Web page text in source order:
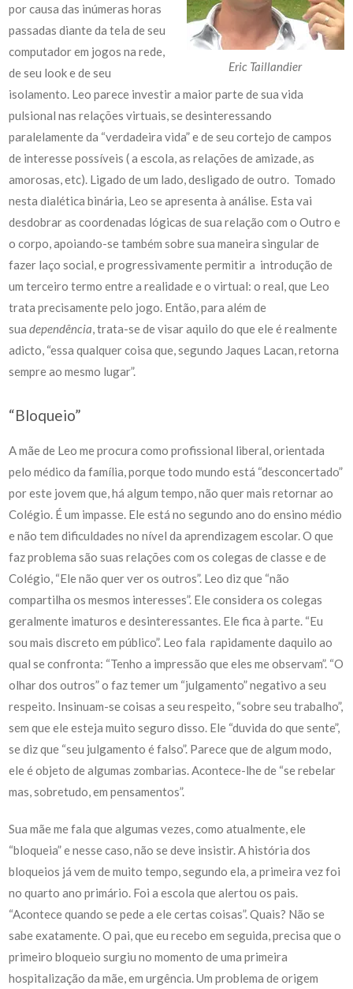
Eric Taillandier
por causa das inúmeras horas
passadas diante da tela de seu
computador em jogos na rede,
de seu look e de seu
isolamento. Leo parece investir a maior parte de sua vida
pulsional nas relações virtuais, se desinteressando
paralelamente da “verdadeira vida” e de seu cortejo de campos
de interesse possíveis ( a escola, as relações de amizade, as
amorosas, etc). Ligado de um lado, desligado de outro. Tomado
nesta dialética binária, Leo se apresenta à análise. Esta vai
desdobrar as coordenadas lógicas de sua relação com o Outro e
o corpo, apoiando-se também sobre sua maneira singular de
fazer laço social, e progressivamente permitir a introdução de
um terceiro termo entre a realidade e o virtual: o real, que Leo
trata precisamente pelo jogo. Então, para além de
suadependência, trata-se de visar aquilo do que ele é realmente
adicto, “essa qualquer coisa que, segundo Jaques Lacan, retorna
sempre ao mesmo lugar”.
“Bloqueio”
A mãe de Leo me procura como profissional liberal, orientada
pelo médico da família, porque todo mundo está “desconcertado”
por este jovem que, há algum tempo, não quer mais retornar ao
Colégio. É um impasse. Ele está no segundo ano do ensino médio
e não tem dificuldades no nível da aprendizagem escolar. O que
faz problema são suas relações com os colegas de classe e de
Colégio, “Ele não quer ver os outros”. Leo diz que “não
compartilha os mesmos interesses”. Ele considera os colegas
geralmente imaturos e desinteressantes. Ele fica à parte. “Eu
sou mais discreto em público”. Leo fala rapidamente daquilo ao
qual se confronta: “Tenho a impressão que eles me observam”. “O
olhar dos outros” o faz temer um “julgamento” negativo a seu
respeito. Insinuam-se coisas a seu respeito, “sobre seu trabalho”,
sem que ele esteja muito seguro disso. Ele “duvida do que sente”,
se diz que “seu julgamento é falso”. Parece que de algum modo,
ele é objeto de algumas zombarias. Acontece-lhe de “se rebelar
mas, sobretudo, em pensamentos”.
Sua mãe me fala que algumas vezes, como atualmente, ele
“bloqueia” e nesse caso, não se deve insistir. A história dos
bloqueios já vem de muito tempo, segundo ela, a primeira vez foi
no quarto ano primário. Foi a escola que alertou os pais.
“Acontece quando se pede a ele certas coisas”. Quais? Não se
sabe exatamente. O pai, que eu recebo em seguida, precisa que o
primeiro bloqueio surgiu no momento de uma primeira
hospitalização da mãe, em urgência. Um problema de origem